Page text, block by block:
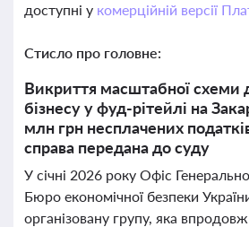
доступні у комерційній версії
Стисло про головне:
Викриття масштабної схеми
бізнесу у фуд-рітейлі на
млн грн несплачених
справа передана до суду
У січні 2026 року Офіс
Бюро економічної безпеки
організовану групу, яка